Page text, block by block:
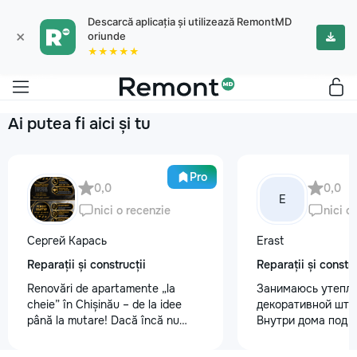
×
Descarcă aplicația și utilizează RemontMD
oriunde
★★★★★
Ai putea fi aici și tu
Pro
0,0
nici o recenzie
Сергей Карась
Reparații și construcții
Renovări de apartamente „la
cheie” în Chișinău – de la idee
până la mutare! Dacă încă nu
E
0,0
nici o
Erast
Reparații și
Занимаюсь
декоративной
Внутри дома под